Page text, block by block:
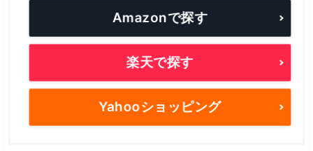
Amazonで探す
楽天で探す
Yahooショッピング